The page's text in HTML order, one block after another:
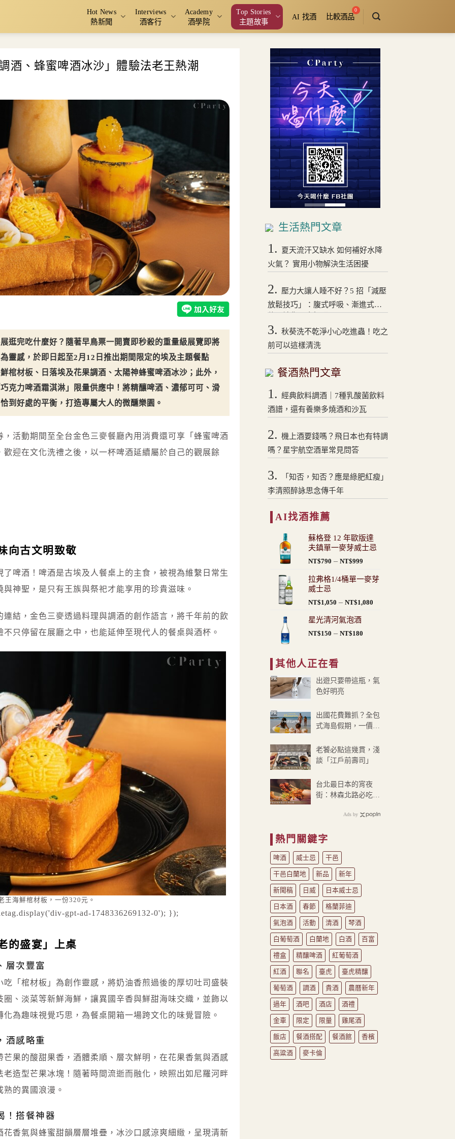
Hot News
熱新聞
Interviews
酒客行
Academy
酒學院
Top Stories
主題故事
AI 找酒 比較酒品
酒、蜂蜜啤酒冰沙」體驗法老王熱潮
逛完吃什麼好？隨著早鳥票一開賣即秒殺的重量級展覽即將
靈感，於即日起至2月12日推出期間限定的埃及主題餐點
材板、日落埃及花果調酒、太陽神蜂蜜啤酒冰沙；此外，
克力啤酒霜淇淋」限量供應中！將精釀啤酒、濃郁可可、滑
到好處的平衡，打造專屬大人的微醺樂園。
活動期間至全台金色三麥餐廳內用消費還可享「蜂蜜啤酒
迎在文化洗禮之後，以一杯啤酒延續屬於自己的觀展餘
向古文明致敬
啤酒！啤酒是古埃及人餐桌上的主食，被視為維繫日常生
神聖，是只有王族與祭祀才能享用的珍貴滋味。
結，金色三麥透過料理與調酒的創作語言，將千年前的飲
只停留在展廳之中，也能延伸至現代人的餐桌與酒杯。
王海鮮棺材板，一份320元。
gpt-ad-1748336269132-0'); });
的盛宴」上桌
層次豐富
「棺材板」為創作靈感，將奶油香煎過後的厚切吐司盛裝
、淡菜等新鮮海鮮，讓異國辛香與鮮甜海味交織，並飾以
為趣味視覺巧思，為餐桌開箱一場跨文化的味覺冒險。
酒感略重
果的酸甜果香，酒體柔順、層次鮮明，在花果香氣與酒感
造型芒果冰塊！隨著時間流逝而融化，映照出如尼羅河畔
的異國浪漫。
搭餐神器
香氣與蜂蜜甜韻層層堆疊，冰沙口感涼爽細緻，呈現清新
生活熱門文章
1.
夏天流汗又缺水 如何補好水降
火氣？ 實用小物解決生活困擾
2.
壓力大讓人睡不好？5 招「減壓
放鬆技巧」：腹式呼吸、漸進式拉
3. 秋葵洗不乾淨小心吃進蟲！吃之
前可以這樣清洗
餐酒熱門文章
1. 經典飲料調酒｜7種乳酸菌飲料
酒譜，還有養樂多燒酒和沙瓦
2. 機上酒要錢嗎？飛日本也有特調
嗎？星宇航空酒單常見問答
3.
「知否，知否？應是綠肥紅瘦」
李清照醉詠思念傳千年
AI找酒推薦
蘇格登 12 年歐版達
夫鎮單一麥芽威士忌
NT$790 – NT$999價
範
NT$790
拉弗格1/4桶單一麥芽
威士忌
NT$1,050 – NT$1,080價
星光清河氣泡酒
NT$150 – NT$180價
NT$150
到
其他人正在看
出遊只要帶這瓶，氣
色好明亮
PR
出國花費難抓？全包
式海島假期，一價搞
省心！
PR
老饕必點這幾貫，淺
談「江戶前壽司」
台北最日本的宵夜
街：林森北路必吃8
Ads by
熱門關鍵字
啤酒 威士忌 干邑
干邑白蘭地 新品 新年
新聞稿 日威 日本威士忌
日本酒 春節 格蘭菲迪
氣泡酒 活動 清酒 琴酒
白葡萄酒 白蘭地 白酒 百富
禮盒 精釀啤酒 紅葡萄酒
紅酒 聯名 臺虎 臺虎精釀
葡萄酒 調酒 貴酒 農曆新年
過年 酒吧 酒店 酒禮
金車 限定 限量 雞尾酒
飯店 餐酒搭配 餐酒館 香檳
高粱酒 麥卡倫